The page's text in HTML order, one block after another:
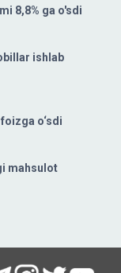
8,8% ga o'sdi
ishlab
o‘sdi
mahsulot